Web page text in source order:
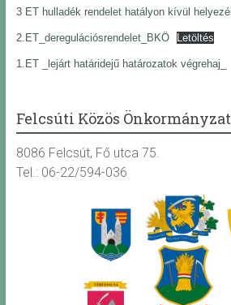
3 ET hulladék rendelet hatályon kívül
2.ET_deregulációsrendelet_BKÖ Letöltés
1.ET _lejárt határidejű határozatok végrehaj_
Felcsúti Közös
8086 Felcsút, Fő utca 75.
Tel.: 06-22/594-036